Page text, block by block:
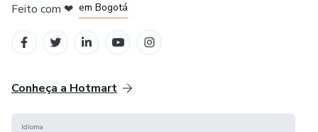
Feito com ❤ em Bogotá
Conheça a Hotmart
Idioma